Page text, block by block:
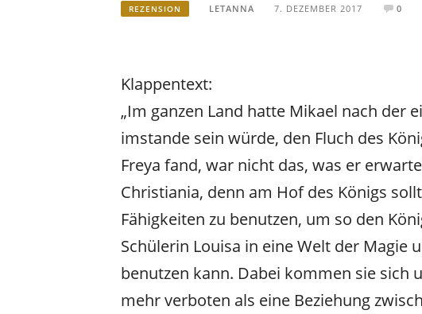
REZENSION LETANNA 7. DEZEMBER 2017 0
Klappentext:
„Im ganzen Land hatte Mikael nach der
imstande sein würde, den Fluch des
Freya fand, war nicht das, was er
Christiania, denn am Hof des Königs
Fähigkeiten zu benutzen, um so den
Schülerin Louisa in eine Welt der Magie
benutzen kann. Dabei kommen sie sich
mehr verboten als eine Beziehung